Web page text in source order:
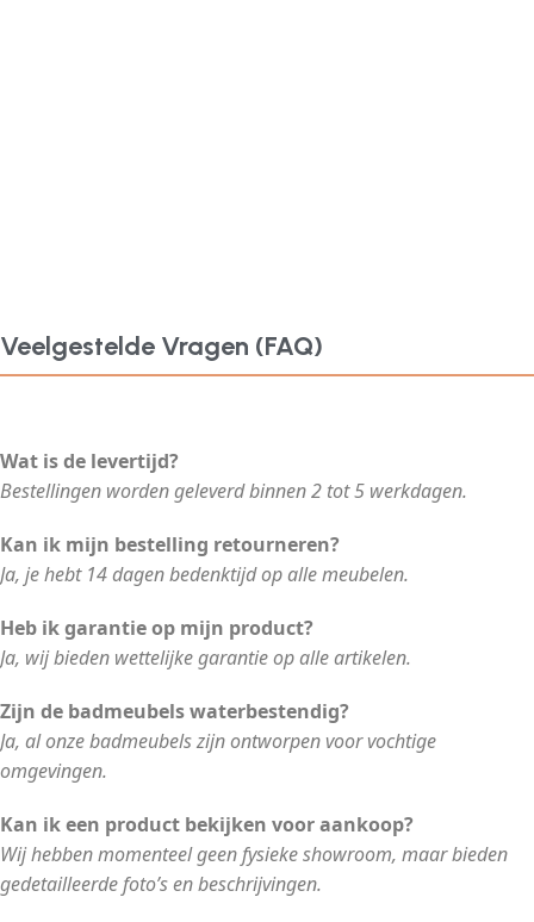
Veelgestelde Vragen (FAQ)
Wat is de levertijd?
Bestellingen worden geleverd binnen 2 tot 5 werkdagen.
Kan ik mijn bestelling retourneren?
Ja, je hebt 14 dagen bedenktijd op alle meubelen.
Heb ik garantie op mijn product?
Ja, wij bieden wettelijke garantie op alle artikelen.
Zijn de badmeubels waterbestendig?
Ja, al onze badmeubels zijn ontworpen voor vochtige
omgevingen.
Kan ik een product bekijken voor aankoop?
Wij hebben momenteel geen fysieke showroom, maar bieden
gedetailleerde foto’s en beschrijvingen.